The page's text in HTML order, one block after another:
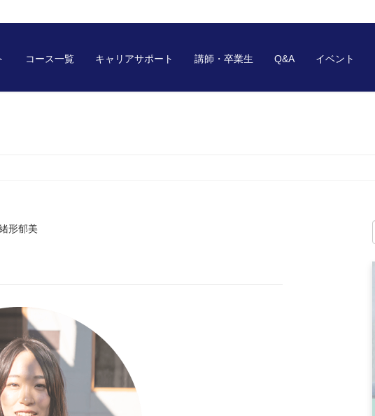
コース一覧 キャリアサポート 講師・卒業生 Q&A イベント
形郁美